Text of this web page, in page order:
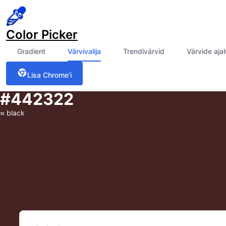
Color Picker
Gradient Värvivalija Trendivärvid Värvide
Lisa Chrome’i
#442322
≈ black